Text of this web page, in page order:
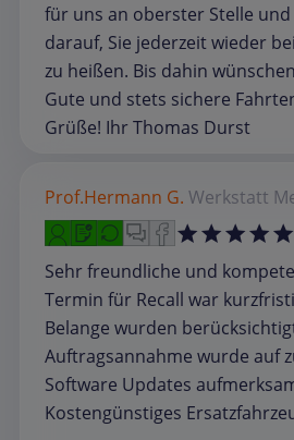
für uns an oberster Stelle
darauf, Sie jederzeit wieder
zu heißen. Bis dahin
Gute und stets sichere
Grüße! Ihr Thomas Durst
Prof.Hermann G. Werkstatt
Sehr freundliche und
Termin für Recall war
Belange wurden
Auftragsannahme wurde auf
Software Updates
Kostengünstiges